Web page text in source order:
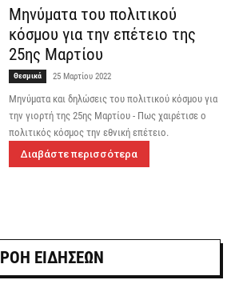
Μηνύματα του πολιτικού
κόσμου για την επέτειο της
25ης Μαρτίου
Θεσμικά 25 Μαρτίου 2022
Μηνύματα και δηλώσεις του πολιτικού κόσμου για
την γιορτή της 25ης Μαρτίου - Πως χαιρέτισε ο
πολιτικός κόσμος την εθνική επέτειο.
Διαβάστε περισσότερα
ΡΟΗ ΕΙΔΗΣΕΩΝ